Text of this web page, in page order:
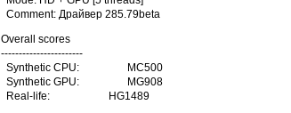
Comment: Драйвер 285.79beta
Overall scores
-----------------------
Synthetic CPU: MC500
Synthetic GPU: MG908
Real-life: HG1489